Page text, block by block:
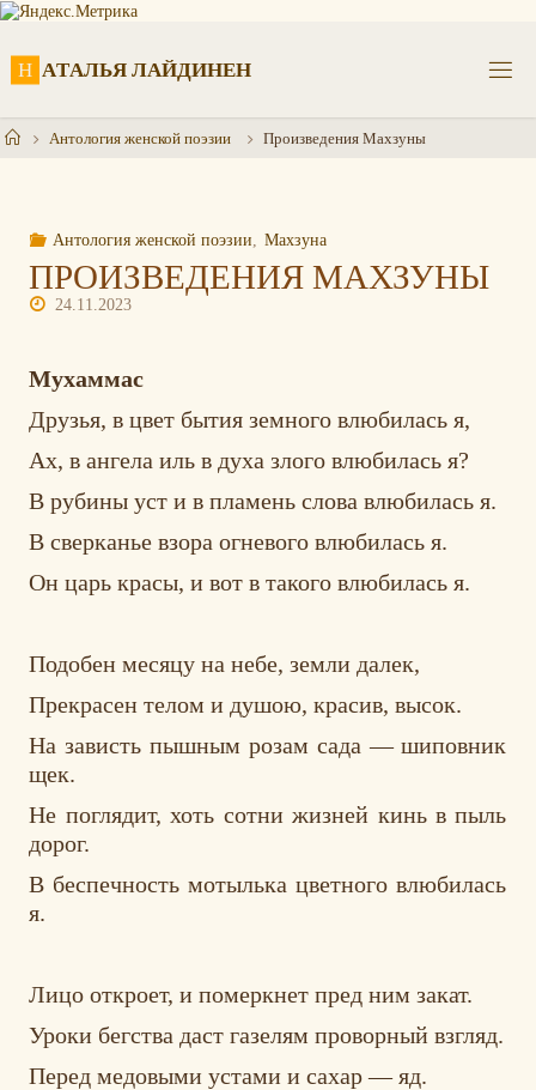
Перейти
Н АТАЛЬЯ ЛАЙДИНЕН
ГлавнаяАнтология женской поэзии Произведения Махзуны
Антология женской поэзии Махзуна
ПРОИЗВЕДЕНИЯ МАХЗУНЫ
24.11.2023
Мухаммас
Друзья, в цвет бытия земного влюбилась я,
Ах, в ангела иль в духа злого влюбилась я?
В рубины уст и в пламень слова влюбилась я.
В сверканье взора огневого влюбилась я.
Он царь красы, и вот в такого влюбилась я.
Подобен месяцу на небе, земли далек,
Прекрасен телом и душою, красив, высок.
На зависть пышным розам сада — шиповник
щек.
Не поглядит, хоть сотни жизней кинь в пыль
дорог.
В беспечность мотылька цветного влюбилась
я.
Лицо откроет, и померкнет пред ним закат.
Уроки бегства даст газелям проворный взгляд.
Перед медовыми устами и сахар — яд.